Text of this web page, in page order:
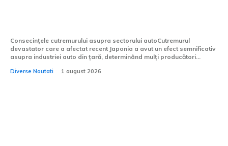
Consecințele cutremurului asupra sectorului autoCutremurul
devastator care a afectat recent Japonia a avut un efect semnificativ
asupra industriei auto din țară, determinând mulți producători...
Diverse Noutati 1 august 2026